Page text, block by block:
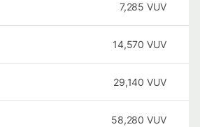
7,285 VUV
14,570 VUV
29,140 VUV
58,280 VUV